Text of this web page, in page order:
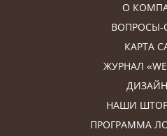
О
ВОПРОСЫ-
КАРТА
ЖУРНАЛ
НАШИ
ПРОГРАММА